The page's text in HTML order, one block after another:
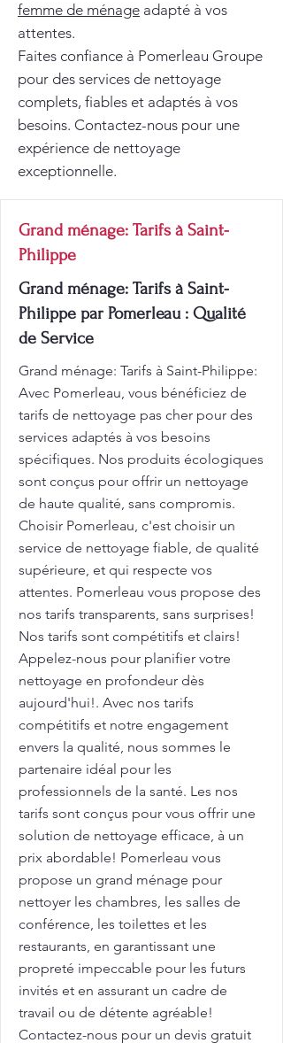
femme de ménage adapté à vos
attentes.
Faites confiance à Pomerleau Groupe
pour des services de nettoyage
complets, fiables et adaptés à vos
besoins. Contactez-nous pour une
expérience de nettoyage
exceptionnelle.
Grand ménage: Tarifs à Saint-
Philippe
Grand ménage: Tarifs à Saint-
Philippe par Pomerleau : Qualité
de Service
Grand ménage: Tarifs à Saint-Philippe:
Avec Pomerleau, vous bénéficiez de
tarifs de nettoyage pas cher pour des
services adaptés à vos besoins
spécifiques. Nos produits écologiques
sont conçus pour offrir un nettoyage
de haute qualité, sans compromis.
Choisir Pomerleau, c'est choisir un
service de nettoyage fiable, de qualité
supérieure, et qui respecte vos
attentes. Pomerleau vous propose des
nos tarifs transparents, sans surprises!
Nos tarifs sont compétitifs et clairs!
Appelez-nous pour planifier votre
nettoyage en profondeur dès
aujourd'hui!. Avec nos tarifs
compétitifs et notre engagement
envers la qualité, nous sommes le
partenaire idéal pour les
professionnels de la santé. Les nos
tarifs sont conçus pour vous offrir une
solution de nettoyage efficace, à un
prix abordable! Pomerleau vous
propose un grand ménage pour
nettoyer les chambres, les salles de
conférence, les toilettes et les
restaurants, en garantissant une
propreté impeccable pour les futurs
invités et en assurant un cadre de
travail ou de détente agréable!
Contactez-nous pour un devis gratuit